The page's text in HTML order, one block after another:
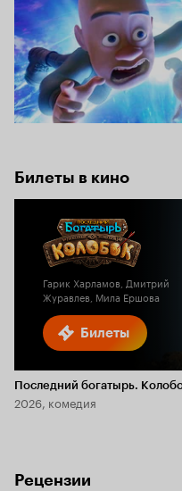
Билеты в кино
Билеты
Гарик Харламов, Дмитрий
Журавлев, Мила Ершова
Последний богатырь.
2026, комедия
Рецензии